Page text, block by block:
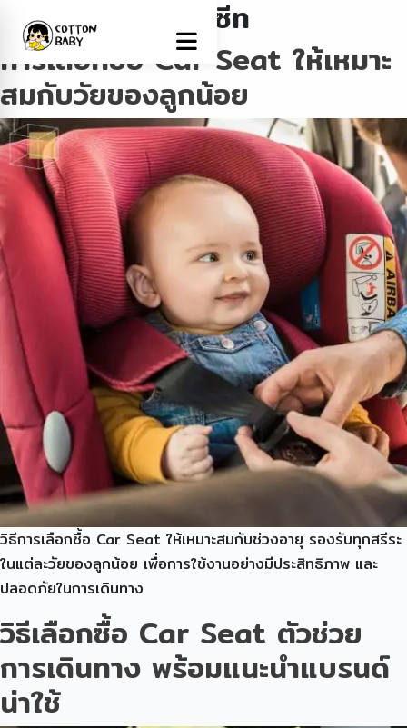
Tag:อุปกรณ์คาร์ซีท
การเลือกซื้อ Car Seat ให้เหมาะ
สมกับวัยของลูกน้อย
วิธีการเลือกซื้อ Car Seat ให้เหมาะสมกับช่วงอายุ รองรับทุกสรีระ
ในแต่ละวัยของลูกน้อย เพื่อการใช้งานอย่างมีประสิทธิภาพ และ
ปลอดภัยในการเดินทาง
วิธีเลือกซื้อ Car Seat ตัวช่วย
การเดินทาง พร้อมแนะนำแบรนด์
น่าใช้